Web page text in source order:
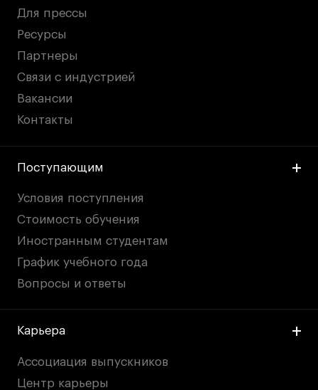
Для прессы
Ресурсы
Партнеры
Связи с индустрией
Вакансии
Контакты
Поступающим
Условия поступления
Стоимость обучения
Иностранным студентам
График учебного года
Вопросы и ответы
Карьера
Ассоциация выпускников
Центр карьеры